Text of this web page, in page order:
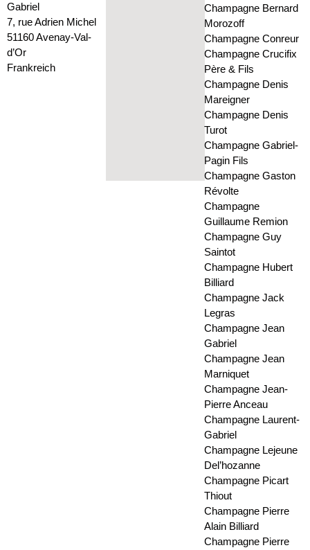
Gabriel
7, rue Adrien Michel
51160 Avenay-Val-
d’Or
Frankreich
Champagne Bernard
Morozoff
Champagne Conreur
Champagne Crucifix
Père & Fils
Champagne Denis
Mareigner
Champagne Denis
Turot
Champagne Gabriel-
Pagin Fils
Champagne Gaston
Révolte
Champagne
Guillaume Remion
Champagne Guy
Saintot
Champagne Hubert
Billiard
Champagne Jack
Legras
Champagne Jean
Gabriel
Champagne Jean
Marniquet
Champagne Jean-
Pierre Anceau
Champagne Laurent-
Gabriel
Champagne Lejeune
Del’hozanne
Champagne Picart
Thiout
Champagne Pierre
Alain Billiard
Champagne Pierre